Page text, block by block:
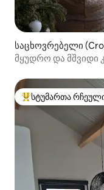
საცხოვრებელი
მყუდრო და მშვიდი
სტუმართა რჩეული
სტუმართა